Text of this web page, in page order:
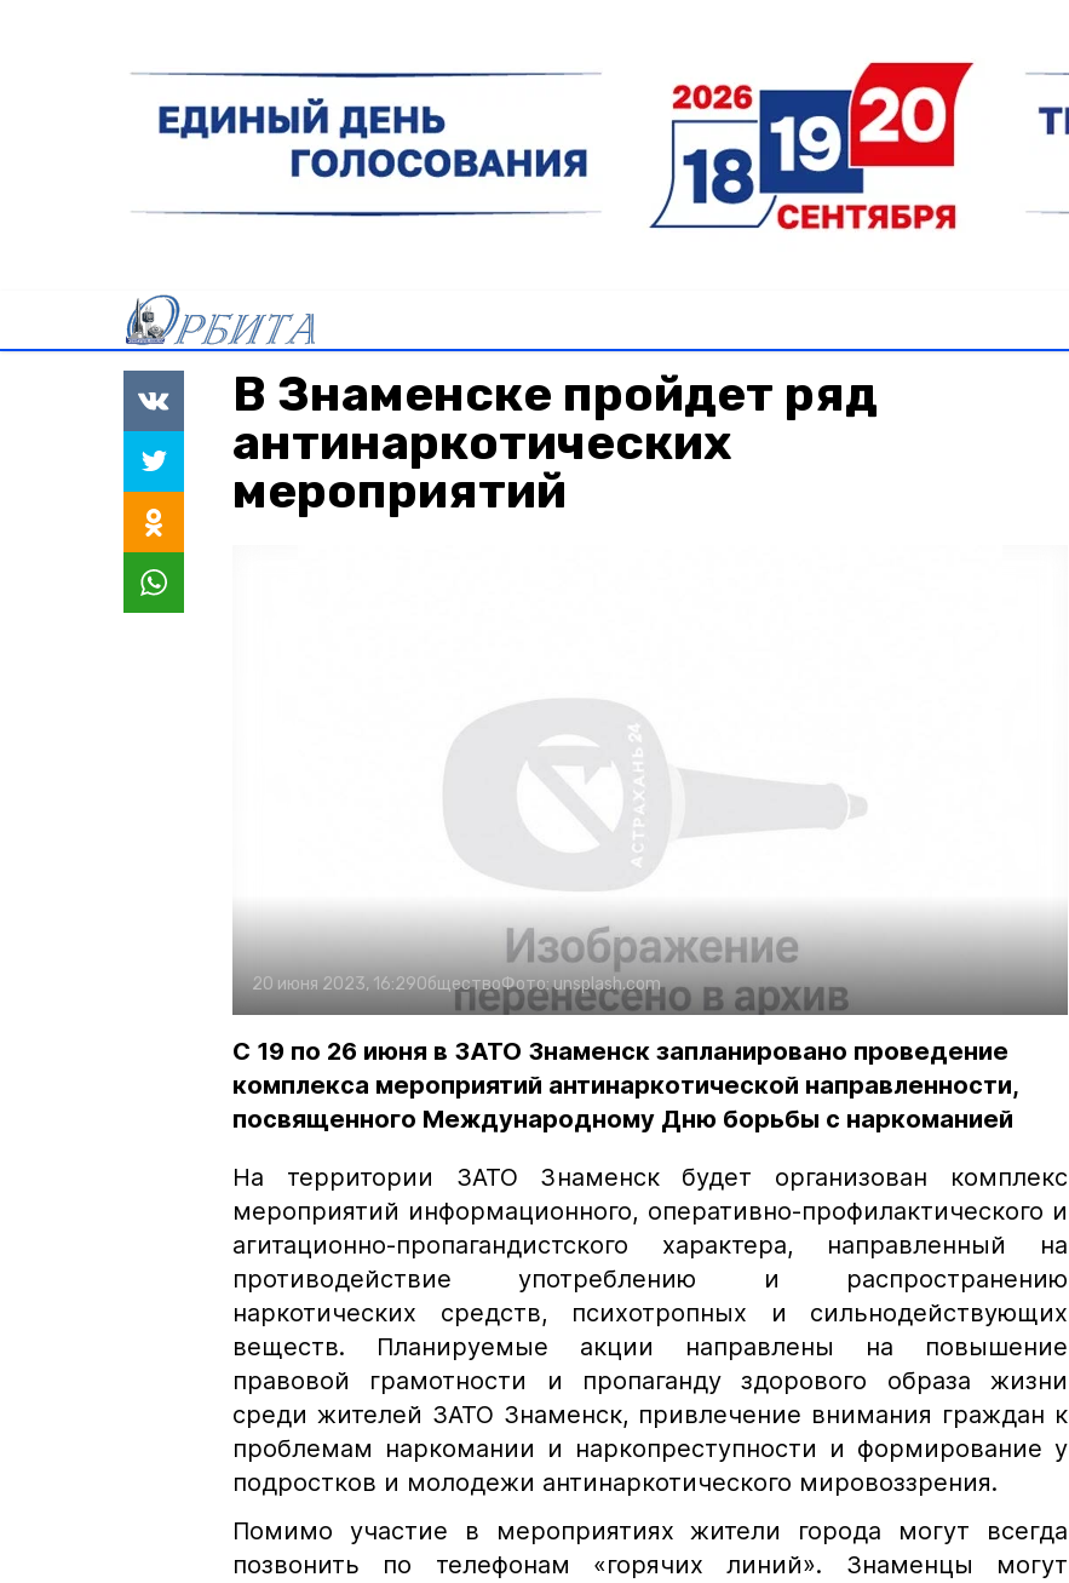
В Знаменске пройдет ряд
антинаркотических
мероприятий
20 июня 2023, 16:29ОбществоФото:unsplash.com
С 19 по 26 июня в ЗАТО Знаменск запланировано проведение
комплекса мероприятий антинаркотической направленности,
посвященного Международному Дню борьбы с наркоманией
На территории ЗАТО Знаменск будет организован комплекс
мероприятий информационного, оперативно-профилактического и
агитационно-пропагандистского характера, направленный на
противодействие употреблению и распространению
наркотических средств, психотропных и сильнодействующих
веществ. Планируемые акции направлены на повышение
правовой грамотности и пропаганду здорового образа жизни
среди жителей ЗАТО Знаменск, привлечение внимания граждан к
проблемам наркомании и наркопреступности и формирование у
подростков и молодежи антинаркотического мировоззрения.
Помимо участие в мероприятиях жители города могут всегда
позвонить по телефонам «горячих линий». Знаменцы могут